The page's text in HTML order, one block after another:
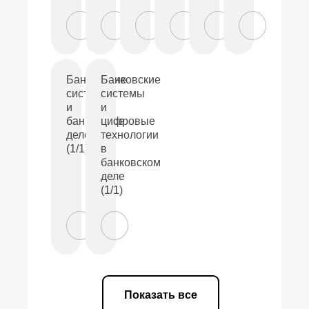
Банковские
системы
и
банковское
дело
(1/1)
Банковские
системы
и
цифровые
технологии
в
банковском
деле
(1/1)
Показать все